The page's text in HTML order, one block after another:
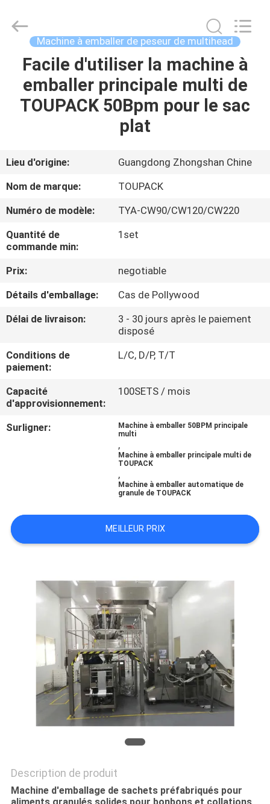
MAISON
PRODUITS
PROPOS
DE
NOUS
VISITE
D'USINE
CONTRÔLE
DE
CONTACTEZ-
NOUS
NOUVELLES
DEMANDEZ
UN DEVIS
POLITIQUE
CONFIDENTIALITÉ
EQUIPMENT
Reserved.
Machine à emballer de peseur de multihead
Facile d'utiliser la machine à
emballer principale multi de
TOUPACK 50Bpm pour le sac
plat
Lieu d'origine:
Guangdong Zhongshan Chine
Nom de marque:
TOUPACK
Numéro de modèle:
TYA-CW90/CW120/CW220
Quantité de
commande min:
1set
Prix:
negotiable
Détails d'emballage:
Cas de Pollywood
Délai de livraison:
3 - 30 jours après le paiement
disposé
Conditions de
paiement:
L/C, D/P, T/T
Capacité
d'approvisionnement:
100SETS / mois
Surligner:
Machine à emballer 50BPM principale
multi
,
Machine à emballer principale multi de
TOUPACK
,
Machine à emballer automatique de
granule de TOUPACK
MEILLEUR PRIX
Description de produit
Machine d'emballage de sachets préfabriqués pour